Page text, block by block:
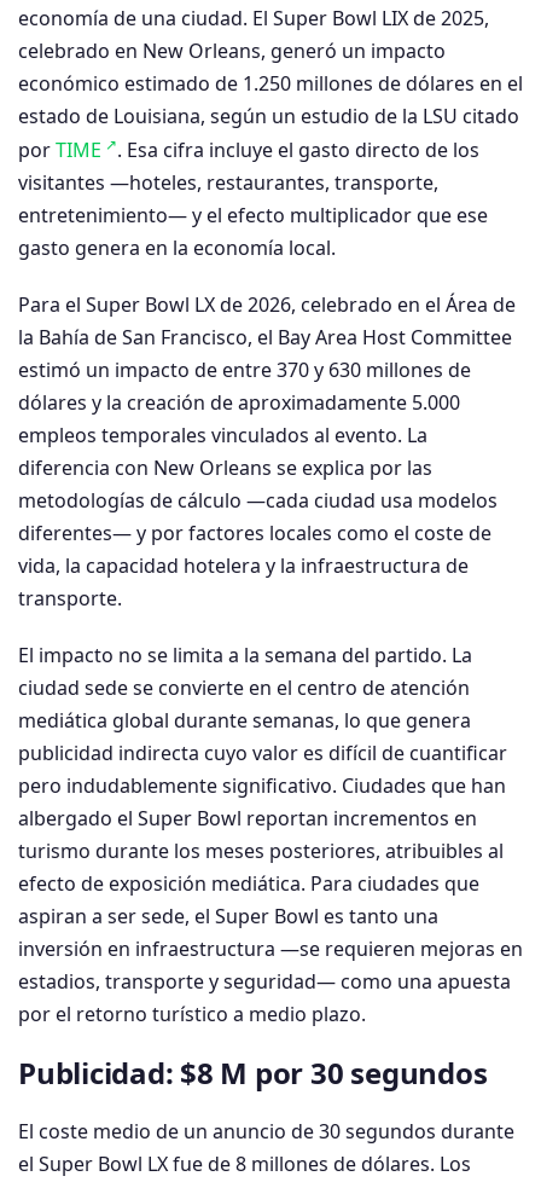
economía de una ciudad. El Super Bowl LIX de 2025,
celebrado en New Orleans, generó un impacto
económico estimado de 1.250 millones de dólares en el
estado de Louisiana, según un estudio de la LSU citado
porTIME
. Esa cifra incluye el gasto directo de los
visitantes —hoteles, restaurantes, transporte,
entretenimiento— y el efecto multiplicador que ese
gasto genera en la economía local.
Para el Super Bowl LX de 2026, celebrado en el Área de
la Bahía de San Francisco, el Bay Area Host Committee
estimó un impacto de entre 370 y 630 millones de
dólares y la creación de aproximadamente 5.000
empleos temporales vinculados al evento. La
diferencia con New Orleans se explica por las
metodologías de cálculo —cada ciudad usa modelos
diferentes— y por factores locales como el coste de
vida, la capacidad hotelera y la infraestructura de
transporte.
El impacto no se limita a la semana del partido. La
ciudad sede se convierte en el centro de atención
mediática global durante semanas, lo que genera
publicidad indirecta cuyo valor es difícil de cuantificar
pero indudablemente significativo. Ciudades que han
albergado el Super Bowl reportan incrementos en
turismo durante los meses posteriores, atribuibles al
efecto de exposición mediática. Para ciudades que
aspiran a ser sede, el Super Bowl es tanto una
inversión en infraestructura —se requieren mejoras en
estadios, transporte y seguridad— como una apuesta
por el retorno turístico a medio plazo.
Publicidad: $8 M por 30 segundos
El coste medio de un anuncio de 30 segundos durante
el Super Bowl LX fue de 8 millones de dólares. Los